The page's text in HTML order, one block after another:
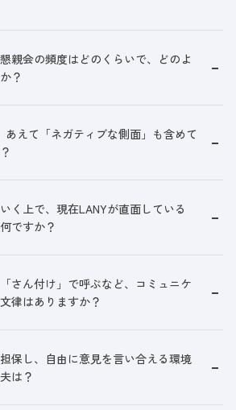
親会の頻度はどのくらいで、どのよ
？
あえて「ネガティブな側面」も含めて
く上で、現在LANYが直面している
ですか？
さん付け」で呼ぶなど、コミュニケ
律はありますか？
保し、自由に意見を言い合える環境
は？